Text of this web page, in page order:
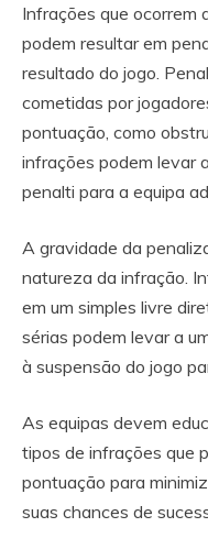
Infrações que ocorrem
podem resultar em
resultado do jogo.
cometidas por
pontuação, como
infrações podem levar
penalti para a equipa
A gravidade da
natureza da infração.
em um simples livre
sérias podem levar a
à suspensão do jogo
As equipas devem
tipos de infrações que
pontuação para
suas chances de